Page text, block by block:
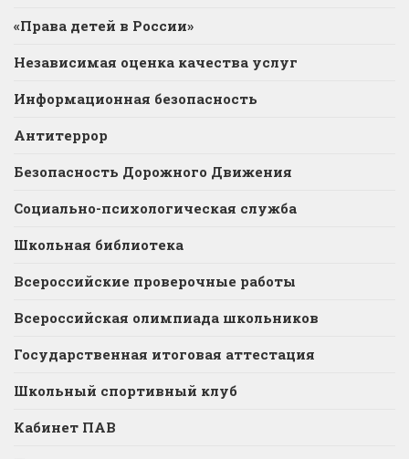
«Права детей в России»
Независимая оценка качества услуг
Информационная безопасность
Антитеррор
Безопасность Дорожного Движения
Социально-психологическая служба
Школьная библиотека
Всероссийские проверочные работы
Всероссийская олимпиада школьников
Государственная итоговая аттестация
Школьный спортивный клуб
Кабинет ПАВ